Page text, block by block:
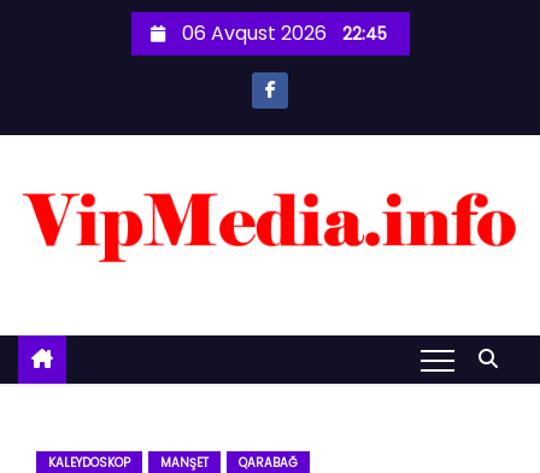
n
06 Avqust 2026 22:45
KALEYDOSKOP MANŞET QARABAĞ